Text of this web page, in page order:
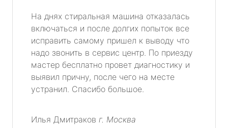
На днях стиральная машина отказалась
включаться и после долгих попыток все
исправить самому пришел к выводу что
надо звонить в сервис центр. По приезду
мастер бесплатно провет диагностику и
выявил причну, после чего на месте
устранил. Спасибо большое.
Илья Дмитраков г. Москва